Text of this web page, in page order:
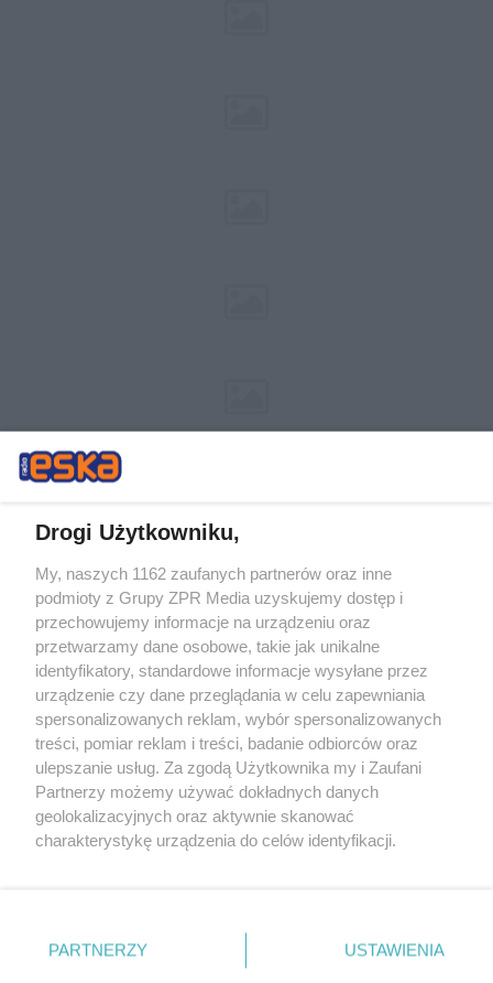
Żaden utwór zamieszczony w serwisie nie może być powielany i
rozpowszechniany lub dalej rozpowszechniany w jakikolwiek sposób (w
tym także elektroniczny lub mechaniczny) na jakimkolwiek polu
eksploatacji w jakiejkolwiek formie, włącznie z umieszczaniem w
Internecie bez pisemnej zgody właściciela praw. Jakiekolwiek użycie lub
wykorzystanie utworów w całości lub w części z naruszeniem prawa,
tzn. bez właściwej zgody, jest zabronione pod groźbą kary i może być
ścigane prawnie.
Drogi Użytkowniku,
My, naszych 1162 zaufanych partnerów oraz inne
podmioty z Grupy ZPR Media uzyskujemy dostęp i
przechowujemy informacje na urządzeniu oraz
przetwarzamy dane osobowe, takie jak unikalne
identyfikatory, standardowe informacje wysyłane przez
urządzenie czy dane przeglądania w celu zapewniania
spersonalizowanych reklam, wybór spersonalizowanych
treści, pomiar reklam i treści, badanie odbiorców oraz
ulepszanie usług. Za zgodą Użytkownika my i Zaufani
Partnerzy możemy używać dokładnych danych
geolokalizacyjnych oraz aktywnie skanować
charakterystykę urządzenia do celów identyfikacji.
zmienić/wycofać klikając przycisk ustawień prywatności
znajdujący się w lewym dolnym rogu strony
PARTNERZY USTAWIENIA